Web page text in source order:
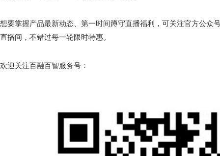
想要掌握产品最新动态、第一时间蹲守直播福利，可关注官方公众
直播间，不错过每一轮限时特惠。
欢迎关注百融百智服务号：